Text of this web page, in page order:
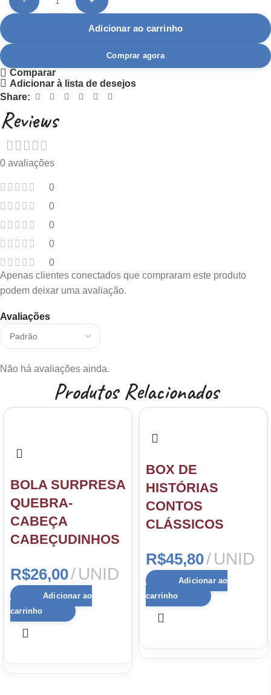
Adicionar ao carrinho
Comprar agora
Comparar
Adicionar à lista de desejos
Share:
Reviews
0 avaliações
0
0
0
0
0
Avaliações
Não há avaliações ainda.
Apenas clientes conectados que compraram este produto
podem deixar uma avaliação.
Produtos Relacionados
BOLA SURPRESA
QUEBRA-
CABEÇA
CABEÇUDINHOS
R$26,00 UNID
Adicionar ao
carrinho
BOX DE
HISTÓRIAS
CONTOS
CLÁSSICOS
R$45,80 UNID
Adicionar ao
carrinho